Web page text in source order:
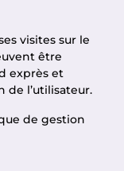
visites sur le
être
exprès et
de l’utilisateur.
de gestion